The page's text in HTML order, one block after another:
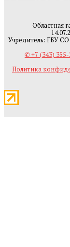
Областная
Учредитель: ГБУ СО
✆ +7 (343)
Политика